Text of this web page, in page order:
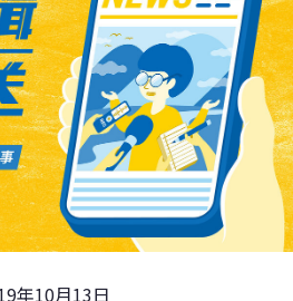
年10月13日